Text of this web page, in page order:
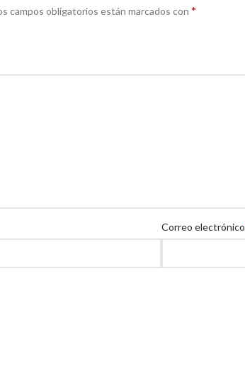
campos obligatorios están marcados con *
Correo electrónico